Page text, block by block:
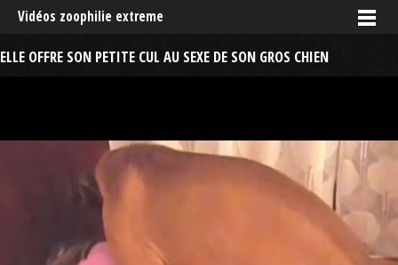
Vidéos zoophilie extreme
ELLE OFFRE SON PETITE CUL AU SEXE DE SON GROS CHIEN